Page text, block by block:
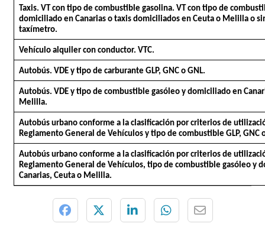
Taxis. VT con tipo de combustible gasolina. VT con tipo de
domiciliado en Canarias o taxis domiciliados en Ceuta o Melilla o
taxímetro.
Vehículo alquiler con conductor. VTC.
Autobús. VDE y tipo de carburante GLP, GNC o GNL.
Autobús. VDE y tipo de combustible gasóleo y domiciliado en
Melilla.
Autobús urbano conforme a la clasificación por criterios de
Reglamento General de Vehículos y tipo de combustible GLP, GNC
Autobús urbano conforme a la clasificación por criterios de
Reglamento General de Vehículos, tipo de combustible gasóleo y
Canarias, Ceuta o Melilla.